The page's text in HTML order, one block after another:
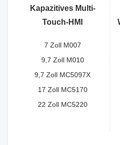
Kapazitives Multi-
Touch-HMI
7 Zoll M007
9,7 Zoll M010
9,7 Zoll MC5097X
17 Zoll MC5170
22 Zoll MC5220